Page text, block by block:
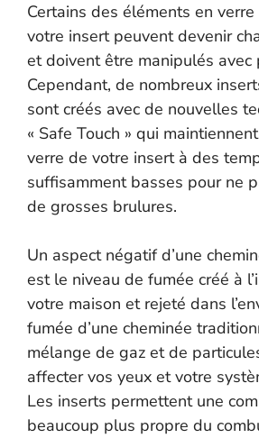
Certains des éléments en
votre insert peuvent devenir
et doivent être manipulés avec
Cependant, de nombreux
sont créés avec de nouvelles
« Safe Touch » qui
verre de votre insert à des
suffisamment basses pour ne
de grosses brulures.
Un aspect négatif d’une
est le niveau de fumée créé à
votre maison et rejeté dans
fumée d’une cheminée
mélange de gaz et de
affecter vos yeux et votre
Les inserts permettent une
beaucoup plus propre du